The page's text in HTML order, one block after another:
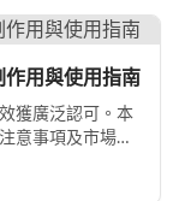
作用與使用指南
獲廣泛認可。本
意事項及市場發